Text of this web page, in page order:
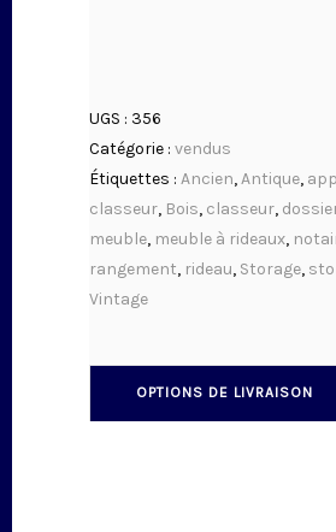
UGS : 356
Catégorie : vendus
Étiquettes : Ancien,Antique,
classeur, Bois, classeur,
meuble, meuble à rideaux,
rangement, rideau, Storage,
Vintage
OPTIONS DE LIVRAISON